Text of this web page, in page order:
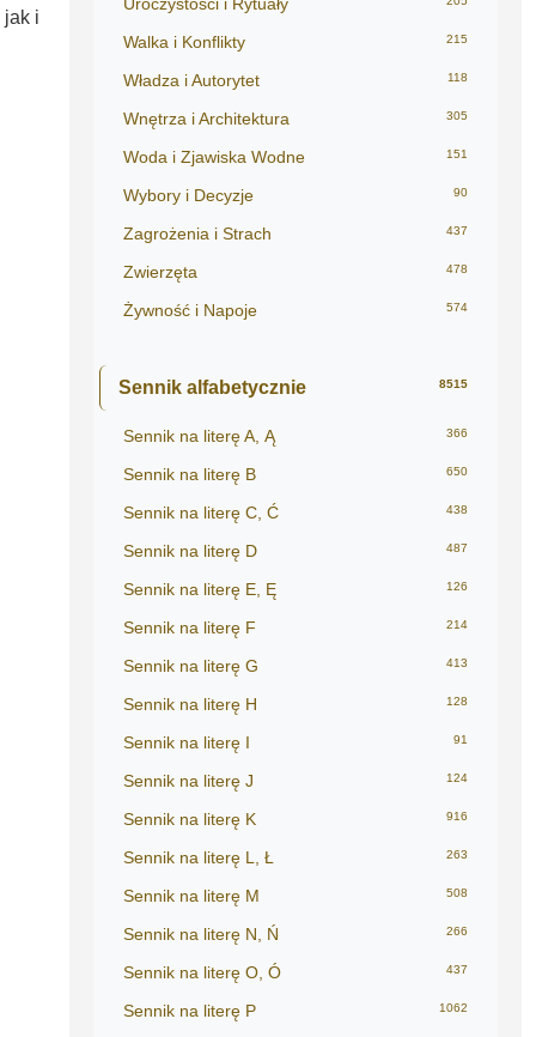
jak i
Walka i Konflikty 215
Władza i Autorytet 118
Wnętrza i Architektura 305
Woda i Zjawiska Wodne 151
Wybory i Decyzje 90
Zagrożenia i Strach 437
Zwierzęta 478
Żywność i Napoje 574
Sennik alfabetycznie 8515
Sennik na literę A, Ą 366
Sennik na literę B 650
Sennik na literę C, Ć 438
Sennik na literę D 487
Sennik na literę E, Ę 126
Sennik na literę F 214
Sennik na literę G 413
Sennik na literę H 128
Sennik na literę I 91
Sennik na literę J 124
Sennik na literę K 916
Sennik na literę L, Ł 263
Sennik na literę M 508
Sennik na literę N, Ń 266
Sennik na literę O, Ó 437
Sennik na literę P 1062